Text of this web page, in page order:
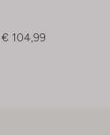
€ 104,99